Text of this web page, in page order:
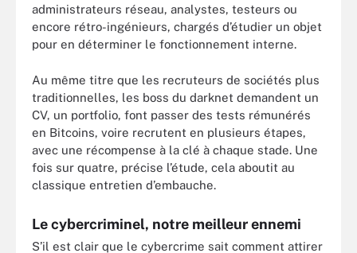
administrateurs réseau, analystes, testeurs ou
encore rétro-ingénieurs, chargés d’étudier un objet
pour en déterminer le fonctionnement interne.
Au même titre que les recruteurs de sociétés plus
traditionnelles, les boss du darknet demandent un
CV, un portfolio, font passer des tests rémunérés
en Bitcoins, voire recrutent en plusieurs étapes,
avec une récompense à la clé à chaque stade. Une
fois sur quatre, précise l’étude, cela aboutit au
classique entretien d’embauche.
Le cybercriminel, notre meilleur ennemi
S’il est clair que le cybercrime sait comment attirer